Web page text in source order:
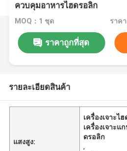
ควบคุมอาหารไฮดรอลิก
MOQ：1 ชุด ราค
ราคาถูกที่สุด
รายละเอียดสินค้า
แสงสูง:
เครื่องเจาะไ
เครื่องเจาะแ
ดรอลิก
,